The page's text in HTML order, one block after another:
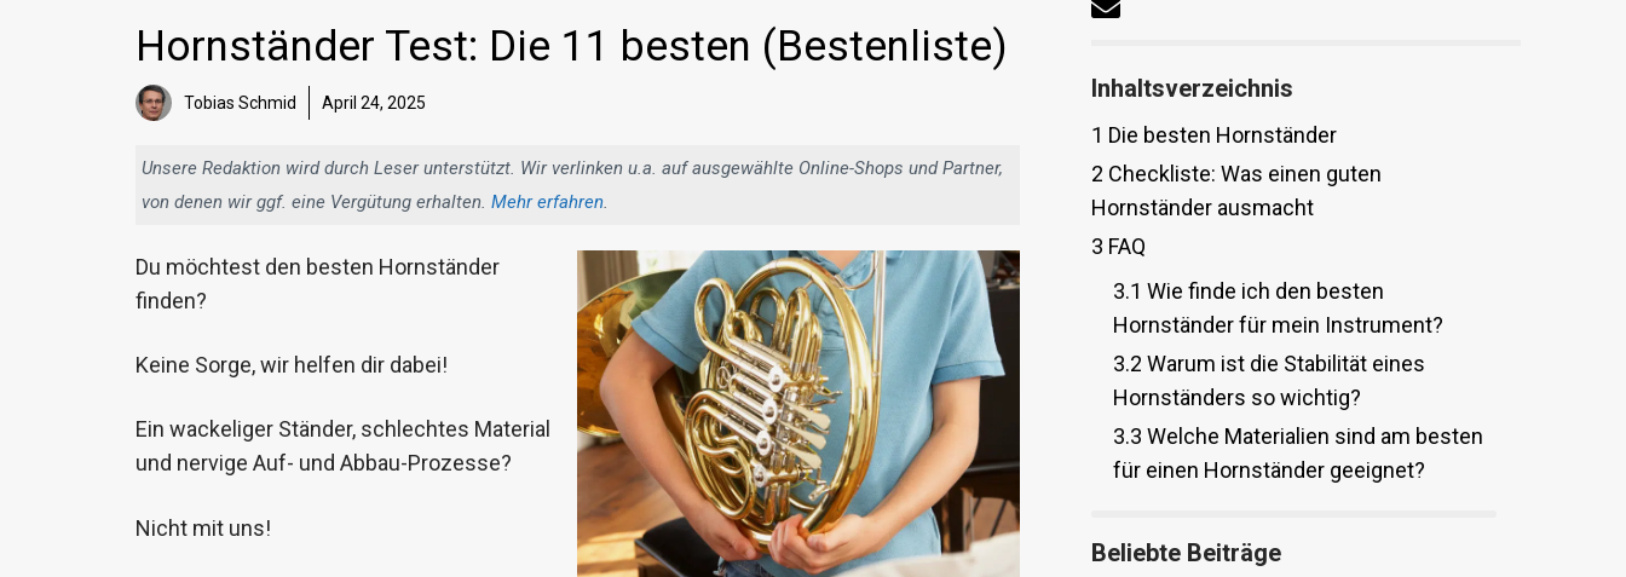
Hornständer Test: Die 11 besten (Bestenliste)
Tobias Schmid April 24, 2025
Unsere Redaktion wird durch Leser unterstützt. Wir verlinken u.a. auf ausgewählte Online-Shops und Partner,
von denen wir ggf. eine Vergütung erhalten. Mehr erfahren.
Du möchtest den besten Hornständer
finden?
Keine Sorge, wir helfen dir dabei!
Ein wackeliger Ständer, schlechtes Material
und nervige Auf- und Abbau-Prozesse?
Nicht mit uns!
Inhaltsverzeichnis
1 Die besten Hornständer
2 Checkliste: Was einen guten
Hornständer ausmacht
3 FAQ
3.1 Wie finde ich den besten
Hornständer für mein Instrument?
3.2 Warum ist die Stabilität eines
Hornständers so wichtig?
3.3 Welche Materialien sind am besten
für einen Hornständer geeignet?
Beliebte Beiträge